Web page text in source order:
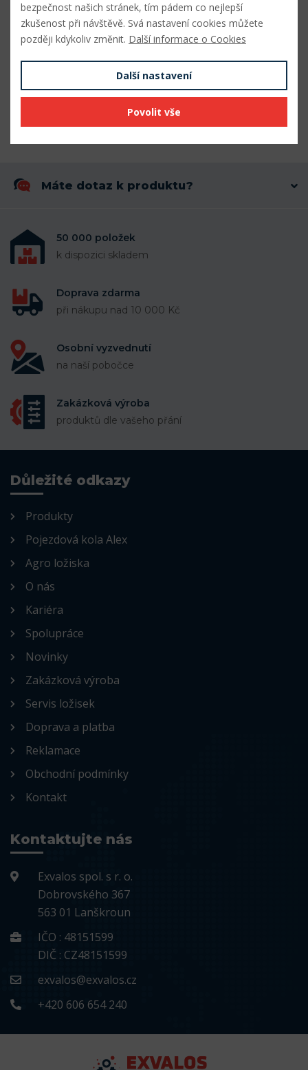
Šířka profilu (mm)
Výška profilu (mm)
Vnitřní délka Li (mm) 3200
Výpočtová délka Lw (mm) 3275
Máte dotaz k produktu?
50 000 položek
k dispozici skladem
Doprava zdarma
při nákupu nad 10 000 Kč
Osobní vyzvednutí
na naší pobočce
Zakázková výroba
produktů dle vašeho přání
Důležité odkazy
Produkty
Pojezdová kola Alex
Agro ložiska
O nás
Kariéra
Spolupráce
Novinky
Zakázková výroba
Servis ložisek
Doprava a platba
Reklamace
Obchodní podmínky
Kontakt
Kontaktujte nás
Exvalos spol. s r. o.
Dobrovského 367
563 01 Lanškroun
IČO : 48151599
DIČ : CZ48151599
exvalos@exvalos.cz
+420 606 654 240
bezpečnost našich stránek, tím pádem co nejlepší
zkušenost při návštěvě. Svá nastavení cookies můžete
později kdykoliv změnit. Další informace o Cookies
Další nastavení
Povolit vše